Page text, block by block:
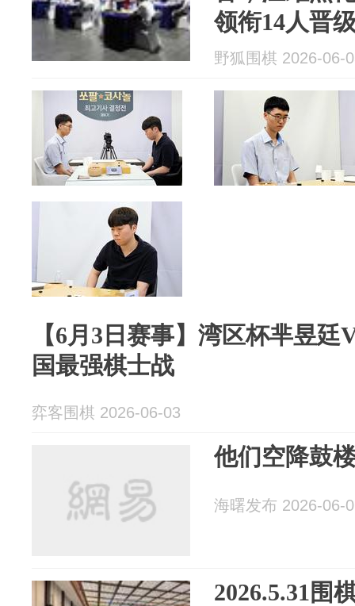
领衔14人晋
野狐围棋 2026-06-
【6月3日赛事】湾区杯芈昱
国最强棋士战
弈客围棋 2026-06-03
他们空降鼓
海曙发布 2026-06-
2026.5.31围